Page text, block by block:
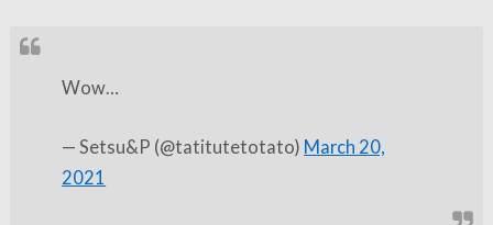
Wow…
— Setsu&P (@tatitutetotato) March 20,
2021